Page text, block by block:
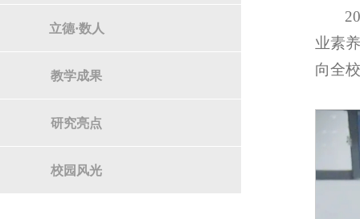
立德·数人
教学成果
研究亮点
校园风光
业素
向全